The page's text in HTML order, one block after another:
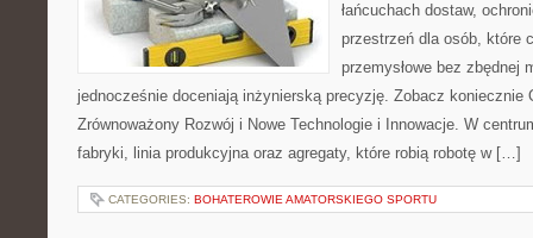
łańcuchach dostaw,
przestrzeń dla osób, które
przemysłowe bez zbędnej
jednocześnie doceniają inżynierską precyzję. Zobacz koniecznie
Zrównoważony Rozwój i Nowe Technologie i Innowacje. W
fabryki, linia produkcyjna oraz agregaty, które robią robotę w […]
CATEGORIES: BOHATEROWIE AMATORSKIEGO SPORTU